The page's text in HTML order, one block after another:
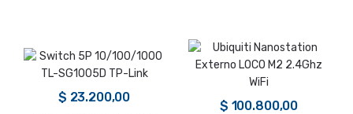
$ 23.200,00
$ 100.800,00